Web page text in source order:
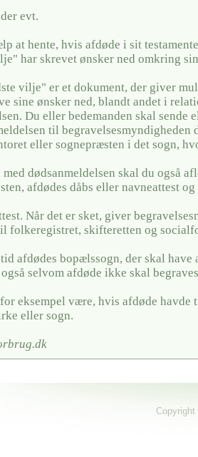
evt.
at hente, hvis afdøde i sit
har skrevet ønsker ned omkring
vilje" er et dokument, der giver
sine ønsker ned, blandt andet i
Du eller bedemanden skal sende
til begravelsesmyndigheden
eller sognepræsten i det sogn,
med dødsanmeldelsen skal du også
afdødes dåbs eller navneattest og
Når det er sket, giver
folkeregistret, skifteretten og
afdødes bopælssogn, der skal have
selvom afdøde ikke skal
eksempel være, hvis afdøde
eller sogn.